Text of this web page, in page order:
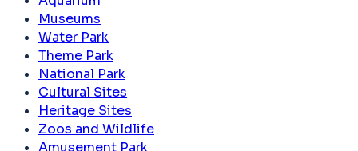
Museums
Water Park
Theme Park
National Park
Cultural Sites
Heritage Sites
Zoos and Wildlife
Amusement Park